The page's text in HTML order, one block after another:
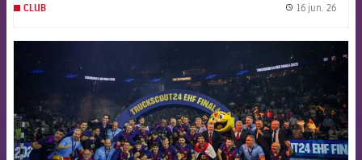
CLUB 16 jun. 26
FCB Barcelona badge